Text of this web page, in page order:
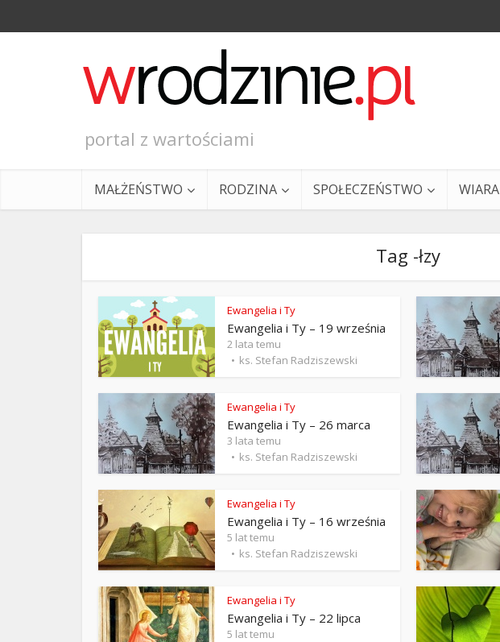
portal z wartościami
MAŁŻEŃSTWO RODZINA SPOŁECZEŃSTWO WIARA
Tag -łzy
Ewangelia i Ty
Ewangelia i Ty – 19 września
2 lata temu
ks. Stefan Radziszewski
Ewangelia i Ty
Ewangelia i Ty – 26 marca
3 lata temu
ks. Stefan Radziszewski
Ewangelia i Ty
Ewangelia i Ty – 16 września
5 lat temu
ks. Stefan Radziszewski
Ewangelia i Ty
Ewangelia i Ty – 22 lipca
5 lat temu
Ewangelia i Ty – 29 grudnia
ks. Stefan Radziszewski